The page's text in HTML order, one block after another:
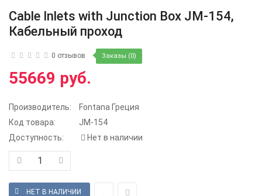
Cable Inlets with Junction Box JM-154,
Кабельный проход
0 отзывов Заказы (0)
55669 руб.
Производитель:
Fontana Греция
Код товара:
JM-154
Доступность:
Нет в наличии